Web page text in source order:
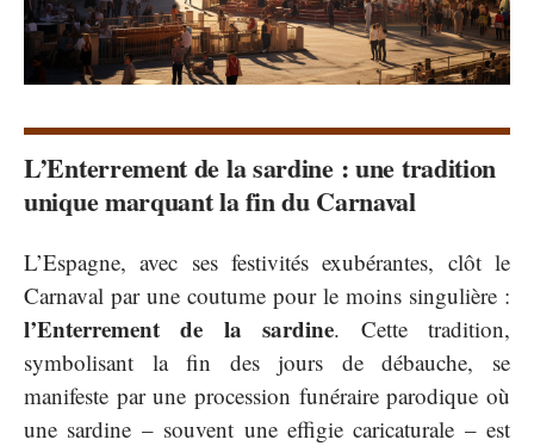
L’Enterrement de la sardine : une tradition
unique marquant la fin du Carnaval
L’Espagne, avec ses festivités exubérantes, clôt le
Carnaval par une coutume pour le moins singulière :
l’Enterrement de la sardine. Cette tradition,
symbolisant la fin des jours de débauche, se
manifeste par une procession funéraire parodique où
une sardine – souvent une effigie caricaturale – est